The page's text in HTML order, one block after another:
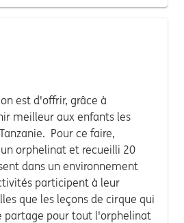
est d'offrir, grâce à
meilleur aux enfants les
Pour ce faire,
un orphelinat et recueilli 20
dans un environnement
participent à leur
que les leçons de cirque qui
partage pour tout l'orphelinat